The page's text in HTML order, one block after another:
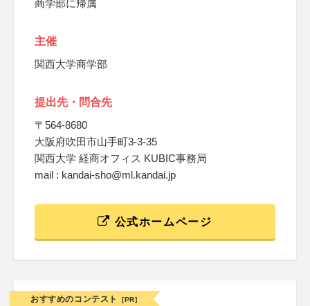
商学部に帰属
主催
関西大学商学部
提出先・問合先
〒564-8680
大阪府吹田市山手町3-3-35
関西大学 経商オフィス KUBIC事務局
mail : kandai-sho@ml.kandai.jp
公式ホームページ
おすすめのコンテスト [PR]